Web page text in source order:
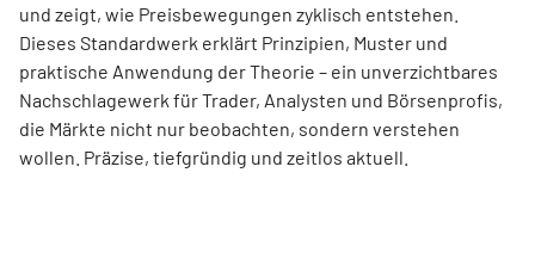
und zeigt, wie Preisbewegungen zyklisch entstehen.
Dieses Standardwerk erklärt Prinzipien, Muster und
praktische Anwendung der Theorie – ein unverzichtbares
Nachschlagewerk für Trader, Analysten und Börsenprofis,
die Märkte nicht nur beobachten, sondern verstehen
wollen. Präzise, tiefgründig und zeitlos aktuell.